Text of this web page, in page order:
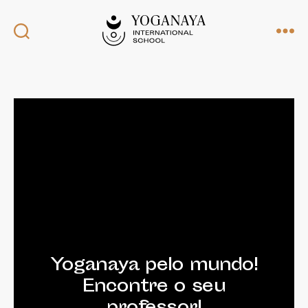
Yoganaya pelo mundo!
Encontre o seu